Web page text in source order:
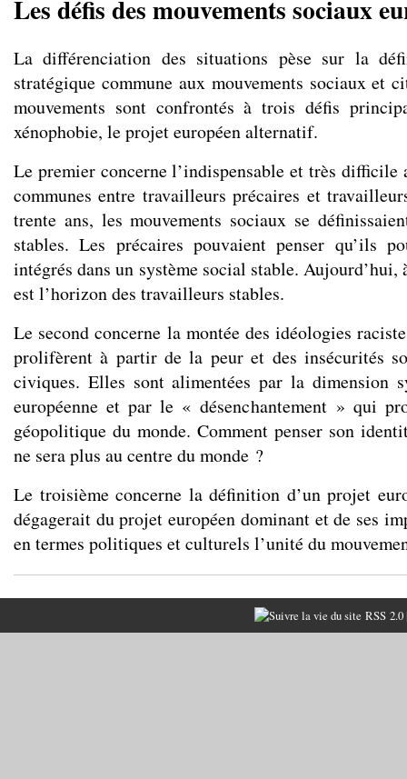
Les défis des mouvements sociaux
La différenciation des situations pèse sur la
stratégique commune aux mouvements sociaux et
mouvements sont confrontés à trois défis
xénophobie, le projet européen alternatif.
Le premier concerne l’indispensable et très
communes entre travailleurs précaires et
trente ans, les mouvements sociaux se
stables. Les précaires pouvaient penser qu’ils
intégrés dans un système social stable. Aujourd’hui,
est l’horizon des travailleurs stables.
Le second concerne la montée des idéologies
prolifèrent à partir de la peur et des insécurités
civiques. Elles sont alimentées par la dimension
européenne et par le « désenchantement » qui
géopolitique du monde. Comment penser son
ne sera plus au centre du monde ?
Le troisième concerne la définition d’un projet
dégagerait du projet européen dominant et de ses
en termes politiques et culturels l’unité du
RSS 2.0